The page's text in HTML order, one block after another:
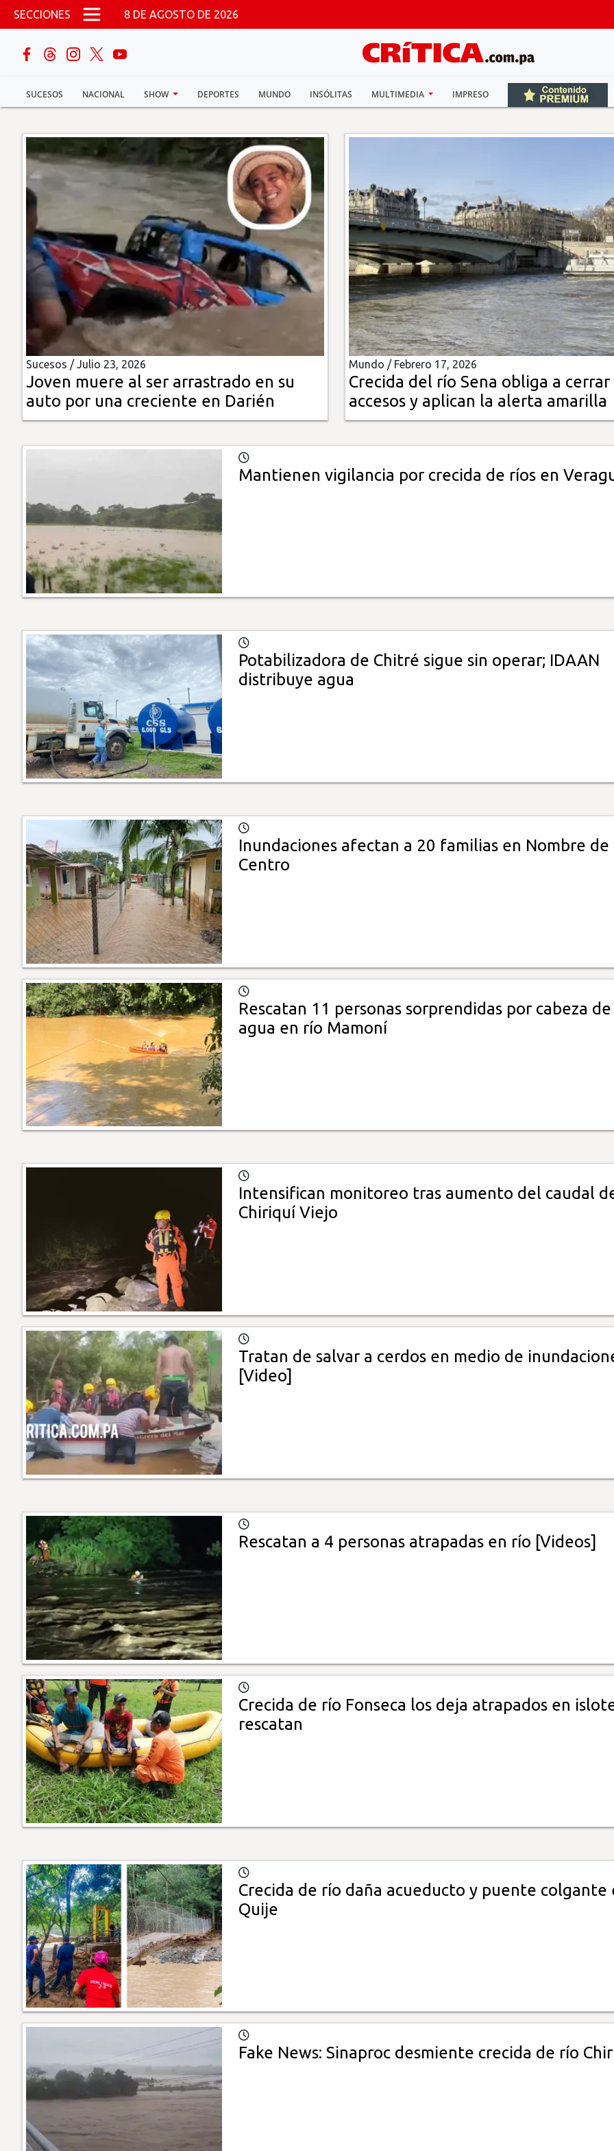
Pasar al contenido principal
SECCIONES 8 DE AGOSTO DE 2026
SUCESOS NACIONAL SHOW DEPORTES MUNDO INSÓLITAS MULTIMEDIA IMPRESO
buscar
Sucesos
Nacional
Política
Show
Deportes
Mundo
Insólitas
Multimedia
Impreso
Sucesos /Julio 23, 2026
Joven muere al ser arrastrado en su
auto por una creciente en Darién
Mundo / Febrero 17, 2026
Crecida del río Sena obliga a cerrar
accesos y aplican la alerta amarilla
Mantienen vigilancia por crecida de ríos en
Potabilizadora de Chitré sigue sin operar; IDAAN
distribuye agua
Inundaciones afectan a 20 familias en Nombre de
Centro
Rescatan 11 personas sorprendidas por cabeza de
agua en río Mamoní
Intensifican monitoreo tras aumento del caudal
Chiriquí Viejo
Tratan de salvar a cerdos en medio de
[Video]
Rescatan a 4 personas atrapadas en río [Videos]
Crecida de río Fonseca los deja atrapados en
rescatan
Crecida de río daña acueducto y puente colgante
Quije
Fake News: Sinaproc desmiente crecida de río